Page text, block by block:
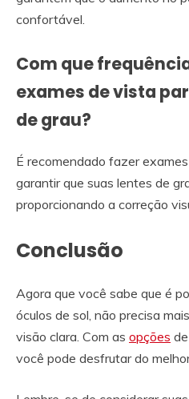
confortável.
Com que
exames de vista
de grau?
É recomendado fazer
garantir que suas lentes de
proporcionando a correção
Conclusão
Agora que você sabe que é
óculos de sol, não precisa
visão clara. Com as opções
você pode desfrutar do